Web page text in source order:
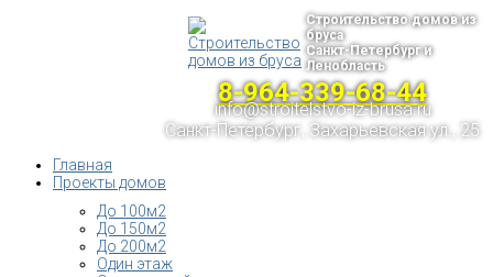
Строительство домов из
бруса
Санкт-Петербург и
Ленобласть
8-964-339-68-44
info@stroitelstvo-iz-brusa.ru
Санкт-Петербург, Захарьевская ул., 25
Главная
Проекты домов
До 100м2
До 150м2
До 200м2
Один этаж